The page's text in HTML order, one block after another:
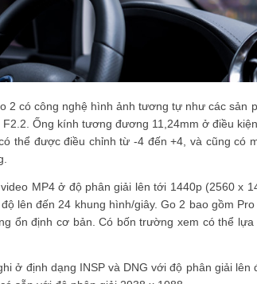
2 có công nghệ hình ảnh tương tự như các sản
F2.2. Ống kính tương đương 11,24mm ở điều
thể được điều chỉnh từ -4 đến +4, và cũng có
MP4 ở độ phân giải lên tới 1440p (2560 x
lên đến 24 khung hình/giây. Go 2 bao gồm
ổn định cơ bản. Có bốn trường xem có thể
ở định dạng INSP và DNG với độ phân giải